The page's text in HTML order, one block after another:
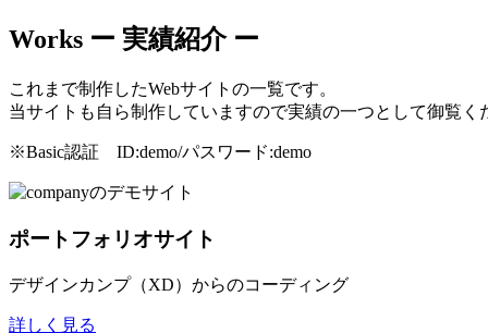
Works ー 実績紹介 ー
これまで制作したWebサイトの一覧です。
当サイトも自ら制作していますので実績の一つとして御覧く
※Basic認証 ID:demo/パスワード:demo
ポートフォリオサイト
デザインカンプ（XD）からのコーディング
詳しく見る